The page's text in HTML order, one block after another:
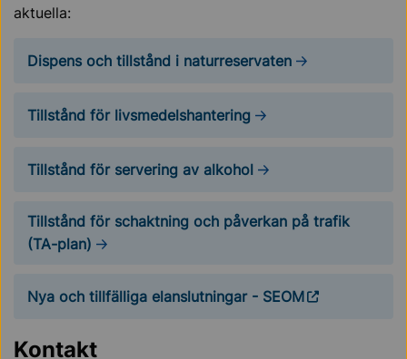
aktuella:
Dispens och tillstånd i naturreservaten
Tillstånd för livsmedelshantering
Tillstånd för servering av alkohol
Tillstånd för schaktning och påverkan på trafik
(TA-plan)
Nya och tillfälliga elanslutningar - SEOM
Kontakt